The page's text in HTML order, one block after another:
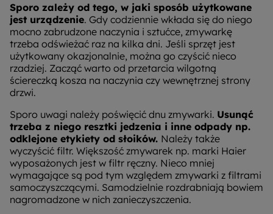
Sporo zależy od tego, w jaki sposób użytkowane
jest urządzenie. Gdy codziennie wkłada się do niego
mocno zabrudzone naczynia i sztućce, zmywarkę
trzeba odświeżać raz na kilka dni. Jeśli sprzęt jest
użytkowany okazjonalnie, można go czyścić nieco
rzadziej. Zacząć warto od przetarcia wilgotną
ściereczką kosza na naczynia czy wewnętrznej strony
drzwi.
Sporo uwagi należy poświęcić dnu zmywarki. Usunąć
trzeba z niego resztki jedzenia i inne odpady np.
odklejone etykiety od słoików. Należy także
wyczyścić filtr. Większość zmywarek np. marki Haier
wyposażonych jest w filtr ręczny. Nieco mniej
wymagające są pod tym względem zmywarki z filtrami
samoczyszczącymi. Samodzielnie rozdrabniają bowiem
nagromadzone w nich zanieczyszczenia.